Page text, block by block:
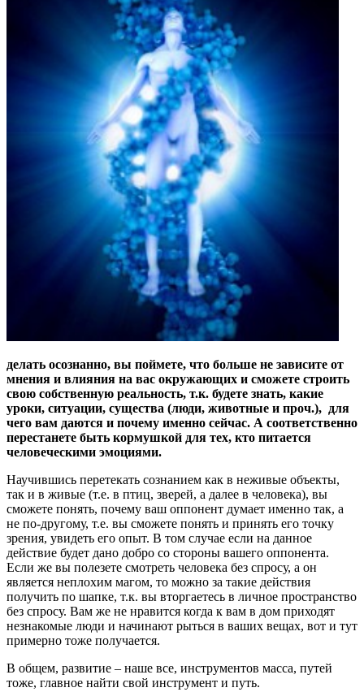
делать осознанно, вы поймете, что больше не зависите от
мнения и влияния на вас окружающих и сможете строить
свою собственную реальность, т.к. будете знать, какие
уроки, ситуации, существа (люди, животные и проч.), для
чего вам даются и почему именно сейчас. А соответственно
перестанете быть кормушкой для тех, кто питается
человеческими эмоциями.
Научившись перетекать сознанием как в неживые объекты,
так и в живые (т.е. в птиц, зверей, а далее в человека), вы
сможете понять, почему ваш оппонент думает именно так, а
не по-другому, т.е. вы сможете понять и принять его точку
зрения, увидеть его опыт. В том случае если на данное
действие будет дано добро со стороны вашего оппонента.
Если же вы полезете смотреть человека без спросу, а он
является неплохим магом, то можно за такие действия
получить по шапке, т.к. вы вторгаетесь в личное пространство
без спросу. Вам же не нравится когда к вам в дом приходят
незнакомые люди и начинают рыться в ваших вещах, вот и тут
примерно тоже получается.
В общем, развитие – наше все, инструментов масса, путей
тоже, главное найти свой инструмент и путь.